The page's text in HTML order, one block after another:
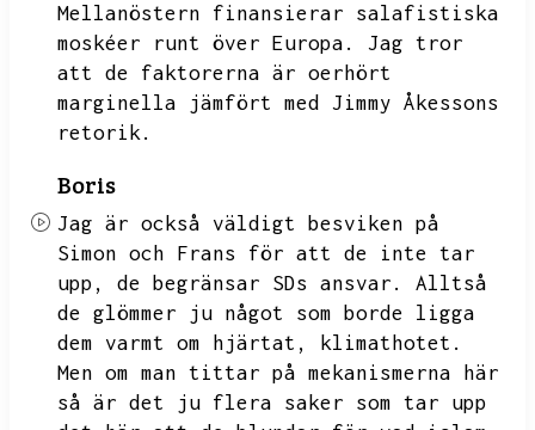
Mellanöstern finansierar salafistiska
moskéer runt över Europa.
Jag tror
att de faktorerna är oerhört
marginella jämfört med Jimmy Åkessons
retorik.
Boris
Jag är också väldigt besviken på
Simon och Frans för att de inte tar
upp,
de begränsar SDs ansvar.
Alltså
de glömmer ju något som borde ligga
dem varmt om hjärtat,
klimathotet.
Men om man tittar på mekanismerna här
så är det ju flera saker som tar upp